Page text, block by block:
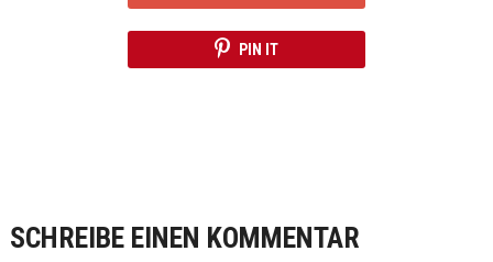
PIN IT
SCHREIBE EINEN KOMMENTAR